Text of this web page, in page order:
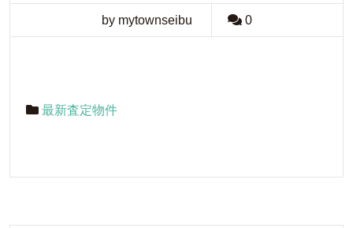
by mytownseibu 0
最新査定物件